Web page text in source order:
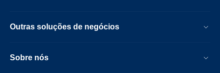
Outras soluções de negócios
Sobre nós